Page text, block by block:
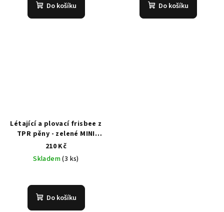
Do košíku Do košíku
Létající a plovací frisbee z
TPR pěny - zelené MINI
16cm
210 Kč
Skladem(3 ks)
Do košíku